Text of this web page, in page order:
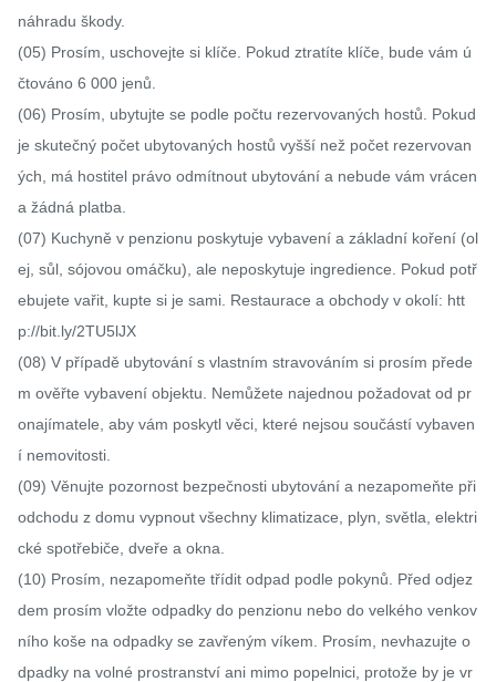
náhradu škody.
(05) Prosím, uschovejte si klíče. Pokud ztratíte klíče, bude vám ú
čtováno 6 000 jenů.
(06) Prosím, ubytujte se podle počtu rezervovaných hostů. Pokud
je skutečný počet ubytovaných hostů vyšší než počet rezervovan
ých, má hostitel právo odmítnout ubytování a nebude vám vrácen
a žádná platba.
(07) Kuchyně v penzionu poskytuje vybavení a základní koření (ol
ej, sůl, sójovou omáčku), ale neposkytuje ingredience. Pokud potř
ebujete vařit, kupte si je sami. Restaurace a obchody v okolí: htt
p://bit.ly/2TU5lJX
(08) V případě ubytování s vlastním stravováním si prosím přede
m ověřte vybavení objektu. Nemůžete najednou požadovat od pr
onajímatele, aby vám poskytl věci, které nejsou součástí vybaven
í nemovitosti.
(09) Věnujte pozornost bezpečnosti ubytování a nezapomeňte při
odchodu z domu vypnout všechny klimatizace, plyn, světla, elektri
cké spotřebiče, dveře a okna.
(10) Prosím, nezapomeňte třídit odpad podle pokynů. Před odjez
dem prosím vložte odpadky do penzionu nebo do velkého venkov
ního koše na odpadky se zavřeným víkem. Prosím, nevhazujte o
dpadky na volné prostranství ani mimo popelnici, protože by je vr